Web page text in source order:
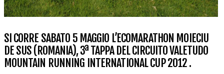
SI CORRE SABATO 5 MAGGIO L’ECOMARATHON MOIECIU
DE SUS (ROMANIA), 3ª TAPPA DEL CIRCUITO VALETUDO
MOUNTAIN RUNNING INTERNATIONAL CUP 2012 .